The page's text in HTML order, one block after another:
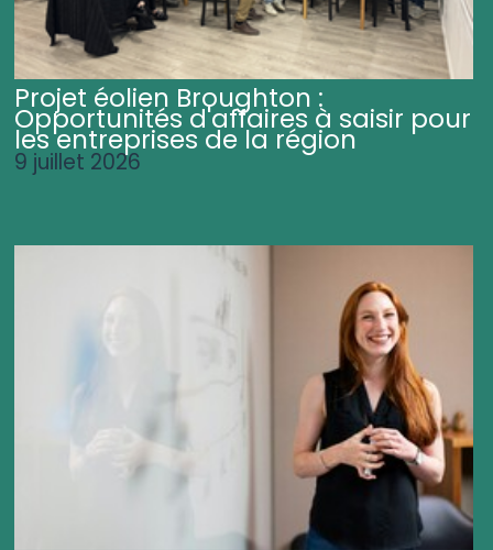
Projet éolien Broughton :
Opportunités d'affaires à saisir pour
les entreprises de la région
9 juillet 2026